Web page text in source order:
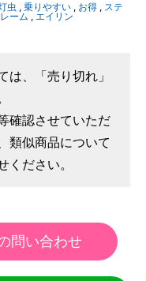
虫 , 乗りやすい , お得 , ステ
ーム , エイリン
は、「売り切れ」
確認させていただ
類似商品について
ください。
問い合わせ